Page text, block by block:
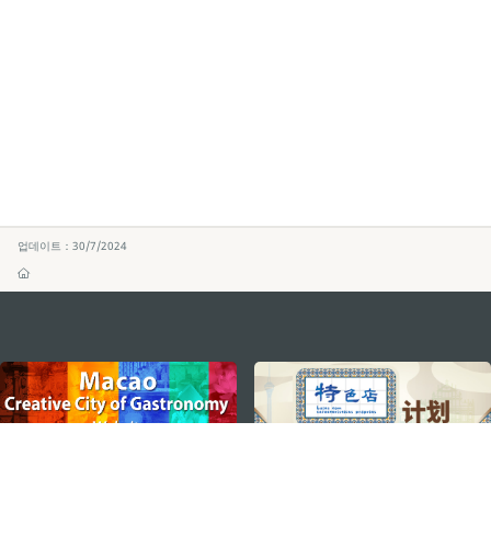
업데이트：30/7/2024
external links